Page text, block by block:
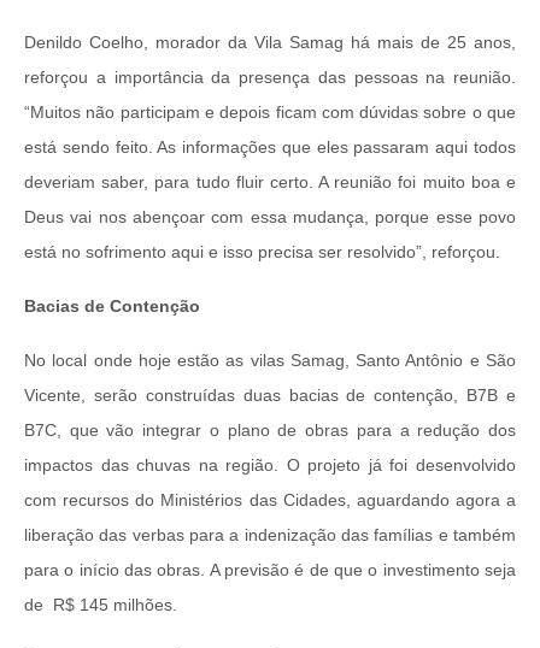
Denildo Coelho, morador da Vila Samag há mais de 25 anos,
reforçou a importância da presença das pessoas na reunião.
“Muitos não participam e depois ficam com dúvidas sobre o que
está sendo feito. As informações que eles passaram aqui todos
deveriam saber, para tudo fluir certo. A reunião foi muito boa e
Deus vai nos abençoar com essa mudança, porque esse povo
está no sofrimento aqui e isso precisa ser resolvido”, reforçou.
Bacias de Contenção
No local onde hoje estão as vilas Samag, Santo Antônio e São
Vicente, serão construídas duas bacias de contenção, B7B e
B7C, que vão integrar o plano de obras para a redução dos
impactos das chuvas na região. O projeto já foi desenvolvido
com recursos do Ministérios das Cidades, aguardando agora a
liberação das verbas para a indenização das famílias e também
para o início das obras. A previsão é de que o investimento seja
de R$ 145 milhões.